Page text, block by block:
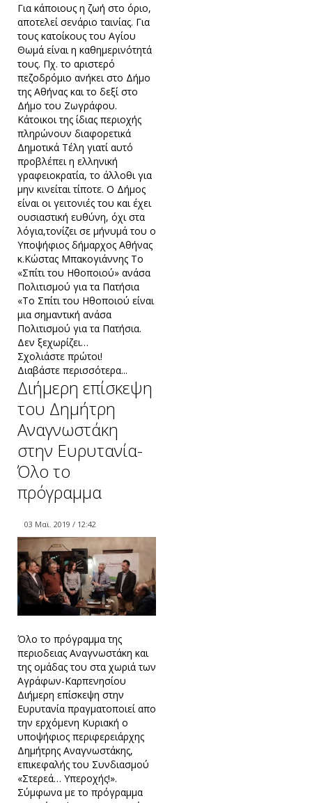
Για κάποιους η ζωή στο όριο,
αποτελεί σενάριο ταινίας. Για
τους κατοίκους του Αγίου
Θωμά είναι η καθημερινότητά
τους. Πχ. το αριστερό
πεζοδρόμιο ανήκει στο Δήμο
της Αθήνας και το δεξί στο
Δήμο του Ζωγράφου.
Κάτοικοι της ίδιας περιοχής
πληρώνουν διαφορετικά
Δημοτικά Τέλη γιατί αυτό
προβλέπει η ελληνική
γραφειοκρατία, το άλλοθι για
μην κινείται τίποτε. Ο Δήμος
είναι οι γειτονιές του και έχει
ουσιαστική ευθύνη, όχι στα
λόγια,τονίζει σε μήνυμά του ο
Υποψήφιος δήμαρχος Αθήνας
κ.Κώστας Μπακογιάννης Το
«Σπίτι του Ηθοποιού» ανάσα
Πολιτισμού για τα Πατήσια
«Το Σπίτι του Ηθοποιού είναι
μια σημαντική ανάσα
Πολιτισμού για τα Πατήσια.
Δεν ξεχωρίζει…
Σχολιάστε πρώτοι!
Διαβάστε περισσότερα...
Διήμερη επίσκεψη
του Δημήτρη
Αναγνωστάκη
στην Ευρυτανία-
Όλο το
πρόγραμμα
03 Μαϊ. 2019 / 12:42
Όλο το πρόγραμμα της
περιοδειας Αναγνωστάκη και
της ομάδας του στα χωριά των
Αγράφων-Καρπενησίου
Διήμερη επίσκεψη στην
Ευρυτανία πραγματοποιεί απο
την ερχόμενη Κυριακή ο
υποψήφιος περιφερειάρχης
Δημήτρης Αναγνωστάκης,
επικεφαλής του Συνδιασμού
«Στερεά… Υπεροχής!».
Σύμφωνα με το πρόγραμμα